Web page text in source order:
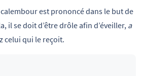
est prononcé dans le but de
il se doit d’être drôle afin d’éveiller, a
celui qui le reçoit.